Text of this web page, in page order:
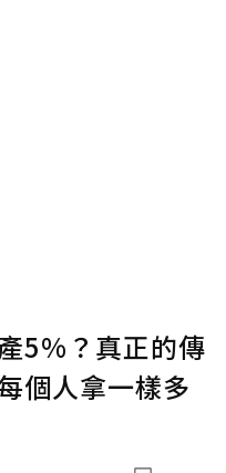
5%？真正的傳
個人拿一樣多